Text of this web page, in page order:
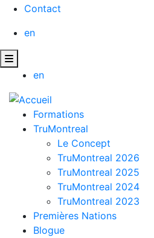
Contact
en
en
Formations
TruMontreal
Le Concept
TruMontreal 2026
TruMontreal 2025
TruMontreal 2024
TruMontreal 2023
Premières Nations
Blogue